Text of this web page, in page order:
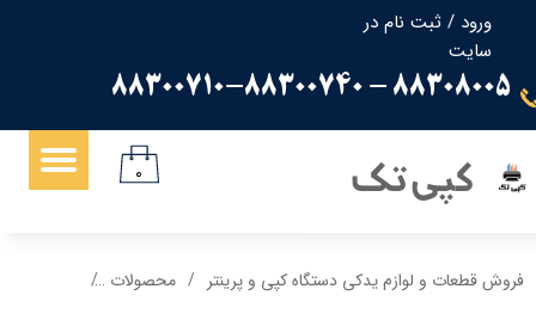
ورود / ثبت نام در
سایت
حساب کاربری من
تغییر گذر واژه
سفارشات
88308005 - 88300710-88300740
کپی تک ۰
فروش قطعات و لوازم یدکی دستگاه کپی و پرینتر محصولات